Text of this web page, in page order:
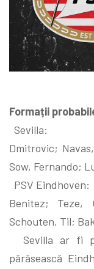
Formații
Sevilla:
Dmitrovic;
Sow, Fernando;
PSV Eindhoven:
Benitez; Teze,
Schouten, Til;
Sevilla ar fi
părăsească